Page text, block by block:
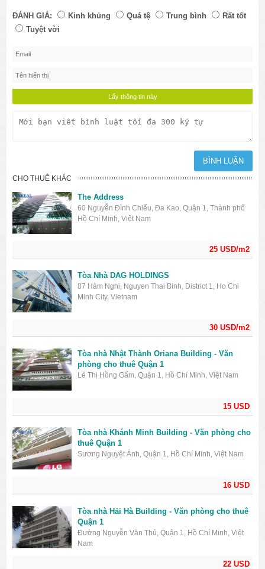
ĐÁNH GIÁ: Kinh khủng Quá tệ Trung bình
Rất tốt
Tuyệt vời
CHO THUÊ KHÁC
25 USD/m2
The Address
60 Nguyễn Đình Chiểu, Đa Kao, Quận 1, Thành phố
Hồ Chí Minh, Việt Nam
30 USD/m2
Tòa Nhà DAG HOLDINGS
87 Hàm Nghi, Nguyen Thai Binh, District 1, Ho Chi
Minh City, Vietnam
15 USD
Tòa nhà Nhật Thành Oriana Building - Văn
phòng cho thuê Quận 1
Lê Thị Hồng Gấm, Quận 1, Hồ Chí Minh, Việt Nam
16 USD
Tòa nhà Khánh Minh Building - Văn phòng cho
thuê Quận 1
Sương Nguyệt Ánh, Quận 1, Hồ Chí Minh, Việt Nam
22 USD
Tòa nhà Hải Hà Building - Văn phòng cho thuê
Quận 1
Đường Nguyễn Văn Thủ, Quận 1, Hồ Chí Minh, Việt
Nam